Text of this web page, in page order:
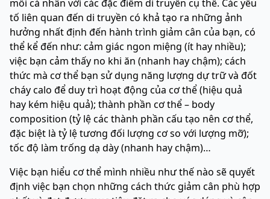
mỗi cá nhân với các đặc điểm di truyền cụ thể. Các yếu
tố liên quan đến di truyền có khả tạo ra những ảnh
hưởng nhất định đến hành trình giảm cân của bạn, có
thể kể đến như: cảm giác ngon miệng (ít hay nhiều);
việc bạn cảm thấy no khi ăn (nhanh hay chậm); cách
thức mà cơ thể bạn sử dụng năng lượng dự trữ và đốt
cháy calo để duy trì hoạt động của cơ thể (hiệu quả
hay kém hiệu quả); thành phần cơ thể – body
composition (tỷ lệ các thành phần cấu tạo nên cơ thể,
đặc biệt là tỷ lệ tương đối lượng cơ so với lượng mỡ);
tốc độ làm trống dạ dày (nhanh hay chậm)…
Việc bạn hiểu cơ thể mình nhiều như thế nào sẽ quyết
định việc bạn chọn những cách thức giảm cân phù hợp